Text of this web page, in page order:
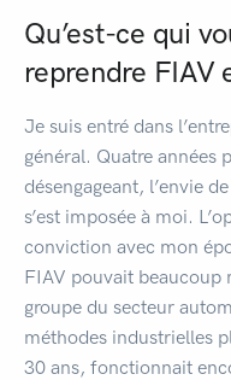
Qu’est-ce qui
reprendre FIAV
Je suis entré dans
général. Quatre années
désengageant, l’envie
s’est imposée à moi.
conviction avec mon
FIAV pouvait beaucoup
groupe du secteur
méthodes industrielles
30 ans, fonctionnait